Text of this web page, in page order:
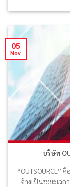
บริษัท
จ้างเป็นระยะเว
05
Nov